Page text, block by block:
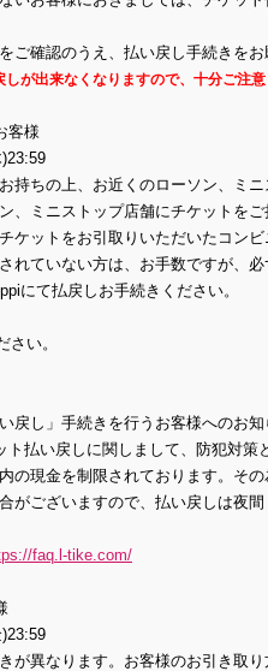
ご確認のうえ、払い戻し手続きをお
が出来なくなりますので、十分ご注意
客様
持ちの上、お近くのローソン、ミ
、ミニストップ店舗にチケットを
ケットをお引取りいただいたコン
れていない方は、お手数ですが、
にて払戻しお手続きください。
い。
戻し」手続きを行うお客様へのお知
ト払い戻しに関しまして、防犯対策
の現金を制限されております。その
がございますので、払い戻しは夜
faq.l-tike.com/
が異なります。お客様のお引き取